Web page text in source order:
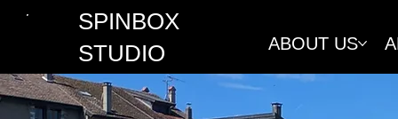
SPINBOX
STUDIO
ABOUT US